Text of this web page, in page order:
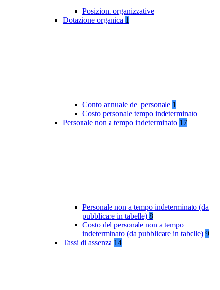
Posizioni organizzative
Dotazione organica 1
Conto annuale del personale 1
Costo personale tempo indeterminato
Personale non a tempo indeterminato 17
Personale non a tempo indeterminato (da
pubblicare in tabelle) 8
Costo del personale non a tempo
indeterminato (da pubblicare in tabelle) 9
Tassi di assenza 14